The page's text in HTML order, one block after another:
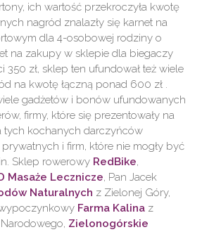
ich wartość przekroczyła kwotę
nagród znalazły się karnet na
dla 4-osobowej rodziny o
na zakupy w sklepie dla biegaczy
350 zł, sklep ten ufundował też wiele
na kwotę łączną ponad 600 zł .
gadżetów i bonów ufundowanych
firmy, które się prezentowały na
tych kochanych darczyńców
i firm, które nie mogły być
Sklep rowerowy RedBike,
Masaże Lecznicze, Pan Jacek
Naturalnych z Zielonej Góry,
Farma Kalina z
Zielonogórskie